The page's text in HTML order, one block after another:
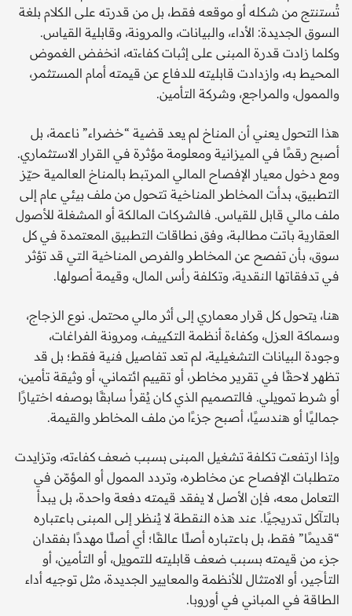
تُستنتج من شكله أو موقعه فقط، بل من قدرته على الكلام بلغة
السوق الجديدة: الأداء، والبيانات، والمرونة، وقابلية القياس.
وكلما زادت قدرة المبنى على إثبات كفاءته، انخفض الغموض
المحيط به، وازدادت قابليته للدفاع عن قيمته أمام المستثمر،
والممول، والمراجع، وشركة التأمين.
هذا التحول يعني أن المناخ لم يعد قضية “خضراء” ناعمة، بل
أصبح رقمًا في الميزانية ومعلومة مؤثرة في القرار الاستثماري.
ومع دخول معيار الإفصاح المالي المرتبط بالمناخ العالمية حيّز
التطبيق، بدأت المخاطر المناخية تتحول من ملف بيئي عام إلى
ملف مالي قابل للقياس. فالشركات المالكة أو المشغلة للأصول
العقارية باتت مطالبة، وفق نطاقات التطبيق المعتمدة في كل
سوق، بأن تفصح عن المخاطر والفرص المناخية التي قد تؤثر
في تدفقاتها النقدية، وتكلفة رأس المال، وقيمة أصولها.
هنا، يتحول كل قرار معماري إلى أثر مالي محتمل. نوع الزجاج،
وسماكة العزل، وكفاءة أنظمة التكييف، ومرونة الفراغات،
وجودة البيانات التشغيلية، لم تعد تفاصيل فنية فقط؛ بل قد
تظهر لاحقًا في تقرير مخاطر، أو تقييم ائتماني، أو وثيقة تأمين،
أو شرط تمويلي. فالتصميم الذي كان يُقرأ سابقًا بوصفه اختيارًا
جماليًا أو هندسيًا، أصبح جزءًا من ملف المخاطر والقيمة.
وإذا ارتفعت تكلفة تشغيل المبنى بسبب ضعف كفاءته، وتزايدت
متطلبات الإفصاح عن مخاطره، وتردد الممول أو المؤمّن في
التعامل معه، فإن الأصل لا يفقد قيمته دفعة واحدة، بل يبدأ
بالتآكل تدريجيًا. عند هذه النقطة لا يُنظر إلى المبنى باعتباره
“قديمًا” فقط، بل باعتباره أصلًا عالقًا؛ أي أصلًا مهددًا بفقدان
جزء من قيمته بسبب ضعف قابليته للتمويل، أو التأمين، أو
التأجير، أو الامتثال للأنظمة والمعايير الجديدة، مثل توجيه أداء
الطاقة في المباني في أوروبا.